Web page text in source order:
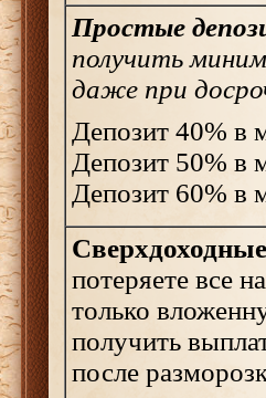
Простые
получить
даже при
Депозит 40% в
Депозит 50% в
Депозит 60% в
потеряете все
только
получить
после